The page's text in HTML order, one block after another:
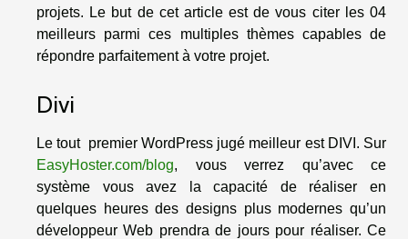
projets. Le but de cet article est de vous citer les 04
meilleurs parmi ces multiples thèmes capables de
répondre parfaitement à votre projet.
Divi
Le tout premier WordPress jugé meilleur est DIVI. Sur
EasyHoster.com/blog, vous verrez qu’avec ce
système vous avez la capacité de réaliser en
quelques heures des designs plus modernes qu’un
développeur Web prendra de jours pour réaliser. Ce